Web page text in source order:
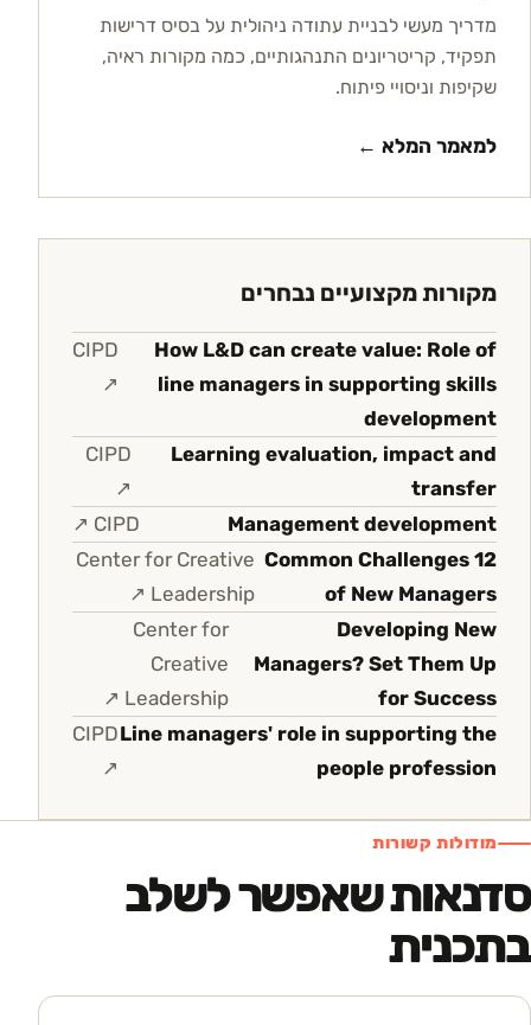
מדריך מעשי לבניית עתודה ניהולית על בסיס דרישות
תפקיד, קריטריונים התנהגותיים, כמה מקורות ראיה,
שקיפות וניסויי פיתוח.
למאמר המלא ←
מקורות מקצועיים נבחרים
How L&D can create value: Role of
line managers in supporting skills
development
CIPD
↗
Learning evaluation, impact and
transfer
CIPD
↗
Management development
CIPD
↗
12 Common Challenges
of New Managers
Center for Creative
Leadership
↗
Developing New
Managers? Set Them Up
for Success
Center for
Creative
Leadership
↗
Line managers' role in supporting the
people profession
CIPD
↗
מודולות קשורות
סדנאות שאפשר לשלב
בתכנית